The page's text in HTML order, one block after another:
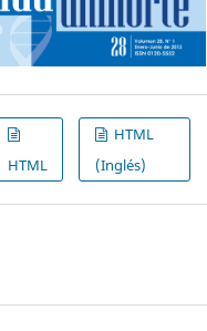
HTML
HTML
(Inglés)